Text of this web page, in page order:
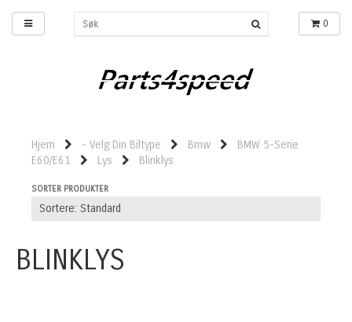
0
Hjem - Velg Din Biltype Bmw
BMW 5-Serie
E60/E61
Lys Blinklys
SORTER PRODUKTER
BLINKLYS